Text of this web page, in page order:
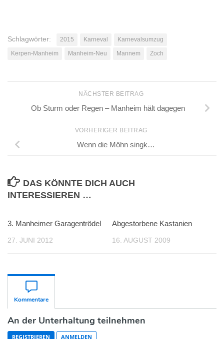
Schlagwörter: 2015 Karneval
Karnevalsumzug
Kerpen-Manheim
Manheim-Neu Mannem Zoch
NÄCHSTER BEITRAG
Ob Sturm oder Regen – Manheim hält dagegen
VORHERIGER BEITRAG
Wenn die Möhn singk…
DAS KÖNNTE DICH AUCH
INTERESSIEREN …
3. Manheimer Garagentrödel
27. JUNI 2012
Abgestorbene Kastanien
16. AUGUST 2009